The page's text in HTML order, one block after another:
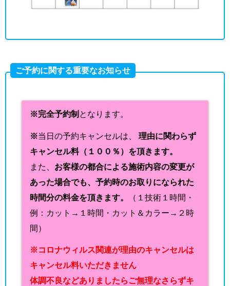
ご予約に関する重要なお知らせ
※完全予約制 となります。
※当日の予約キャンセルは、 理由に関わらず
キャンセル料（１００％）を頂きます。
また、 お客様の都合による施術内容の変更が
あった場合でも、予約時のお取りになられた
時間分の料金を頂きます。
（１技術１時間・
例：カット→１時間・カット＆カラー→２時
間）
※コロナウィルス関連が理由のキャンセルは
キャンセル料いただきません
体調不良などありましたらご無理なさらずキ